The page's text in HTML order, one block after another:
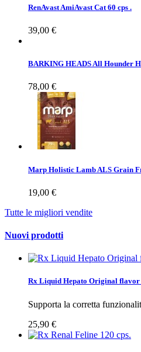
RenAvast AmiAvast Cat 60 cps .
39,00 €
BARKING HEADS All Hounder
78,00 €
Marp Holistic Lamb ALS Grain
19,00 €
Tutte le migliori vendite
Nuovi prodotti
Rx Liquid Hepato Original flavor
Supporta la corretta
25,90 €